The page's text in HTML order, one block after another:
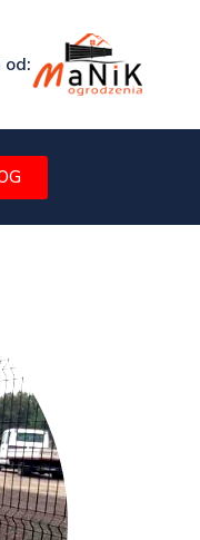
od: